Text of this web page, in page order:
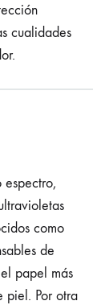
cualidades
como
de
papel más
piel. Por otra